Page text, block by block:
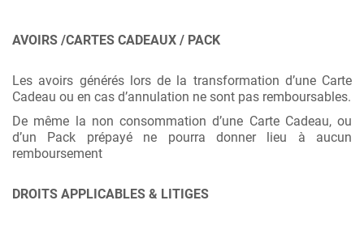
AVOIRS /CARTES CADEAUX / PACK
Les avoirs générés lors de la transformation d’une Carte
Cadeau ou en cas d’annulation ne sont pas remboursables.
De même la non consommation d’une Carte Cadeau, ou
d’un Pack prépayé ne pourra donner lieu à aucun
remboursement
DROITS APPLICABLES & LITIGES